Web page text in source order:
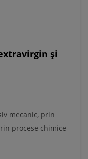
și
mecanic, prin
procese chimice